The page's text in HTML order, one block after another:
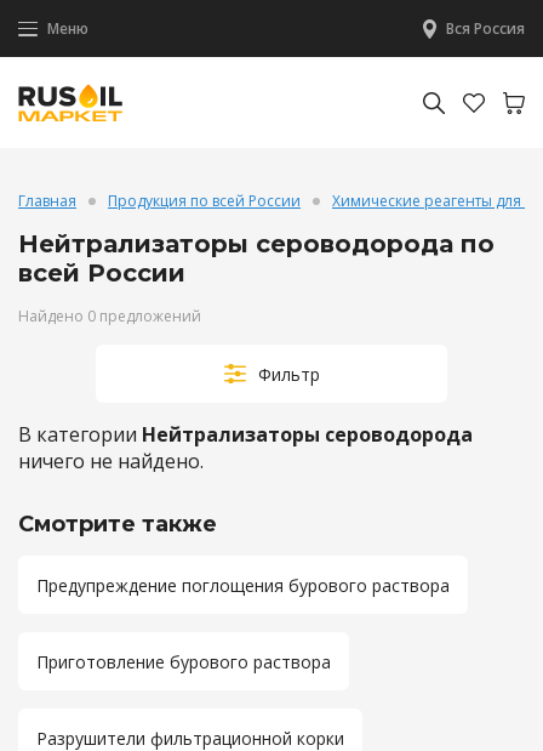
Меню Вся Россия
Главная Продукция по всей России Химические реагенты для
Нейтрализаторы сероводорода по
всей России
Найдено 0 предложений
Фильтр
В категории Нейтрализаторы сероводорода
ничего не найдено.
Смотрите также
Предупреждение поглощения бурового раствора
Приготовление бурового раствора
Разрушители фильтрационной корки